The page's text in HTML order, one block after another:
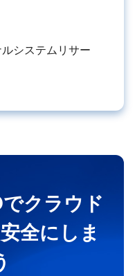
システムリサー
クラウド
全にしま